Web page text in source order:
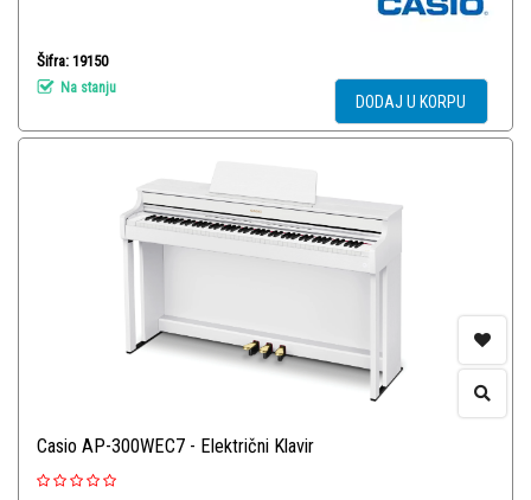
Šifra: 19150
Na stanju
DODAJ U KORPU
Casio AP-300WEC7 - Električni Klavir